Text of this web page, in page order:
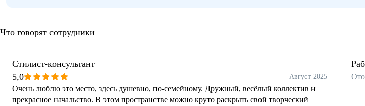
Что говорят сотрудники
Стилист-консультант
5,0
Август 2025
Очень люблю это место, здесь душевно, по-семейному. Дружный, весёлый коллектив и
прекрасное начальство. В этом пространстве можно круто раскрыть свой творческий